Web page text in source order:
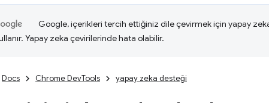
Google, içerikleri tercih ettiğiniz dile çevirmek için yapay
Yapay zeka çevirilerinde hata olabilir.
Docs Chrome DevTools yapay zeka desteği